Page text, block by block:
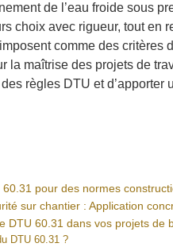
de l’eau froide sous
choix avec rigueur, tout
comme des
la maîtrise des projets de
règles DTU et
pour des normes
sur chantier : Application
DTU 60.31 dans vos projets de
DTU 60.31 ?